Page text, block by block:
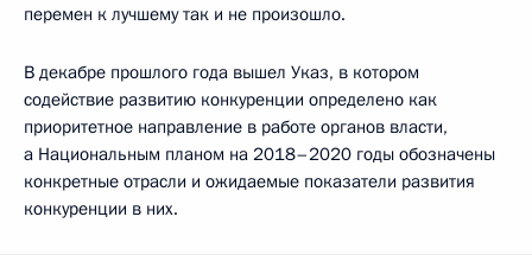
перемен к лучшему так и не произошло.
В декабре прошлого года вышел Указ, в котором
содействие развитию конкуренции определено как
приоритетное направление в работе органов власти,
а Национальным планом на 2018–2020 годы обозначены
конкретные отрасли и ожидаемые показатели развития
конкуренции в них.